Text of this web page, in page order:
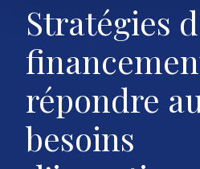
Stratégies
répondre
besoins